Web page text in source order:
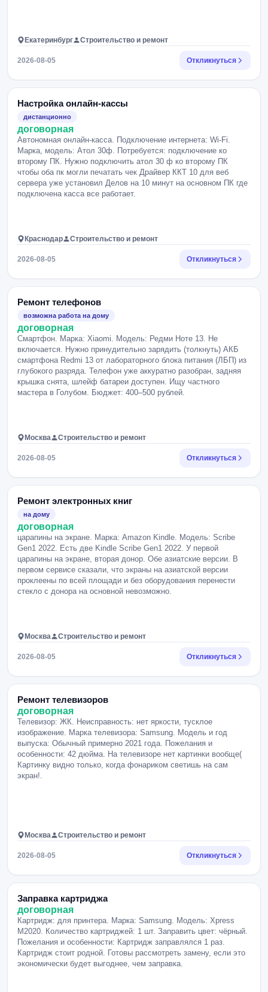
Екатеринбург Строительство и ремонт
2026-08-05 Откликнуться
Настройка онлайн-кассы
дистанционно
договорная
Автономная онлайн-касса. Подключение интернета: Wi-Fi.
Марка, модель: Атол 30ф. Потребуется: подключение ко
второму ПК. Нужно подключить атол 30 ф ко второму ПК
чтобы оба пк могли печатать чек Драйвер ККТ 10 для веб
сервера уже установил Делов на 10 минут на основном ПК где
подключена касса все работает.
Краснодар Строительство и ремонт
2026-08-05 Откликнуться
Ремонт телефонов
возможна работа на дому
договорная
Смартфон. Марка: Xiaomi. Модель: Редми Ноте 13. Не
включается. Нужно принудительно зарядить (толкнуть) АКБ
смартфона Redmi 13 от лабораторного блока питания (ЛБП) из
глубокого разряда. Телефон уже аккуратно разобран, задняя
крышка снята, шлейф батареи доступен. Ищу частного
мастера в Голубом. Бюджет: 400–500 рублей.
Москва Строительство и ремонт
2026-08-05 Откликнуться
Ремонт электронных книг
на дому
договорная
царапины на экране. Марка: Amazon Kindle. Модель: Scribe
Gen1 2022. Есть две Kindle Scribe Gen1 2022. У первой
царапины на экране, вторая донор. Обе азиатские версии. В
первом сервисе сказали, что экраны на азиатской версии
проклеены по всей площади и без оборудования перенести
стекло с донора на основной невозможно.
Москва Строительство и ремонт
2026-08-05 Откликнуться
Ремонт телевизоров
договорная
Телевизор: ЖК. Неисправность: нет яркости, тусклое
изображение. Марка телевизора: Samsung. Модель и год
выпуска: Обычный примерно 2021 года. Пожелания и
особенности: 42 дюйма. На телевизоре нет картинки вообще(
Картинку видно только, когда фонариком светишь на сам
экран!.
Москва Строительство и ремонт
2026-08-05 Откликнуться
Заправка картриджа
договорная
Картридж: для принтера. Марка: Samsung. Модель: Xpress
M2020. Количество картриджей: 1 шт. Заправить цвет: чёрный.
Пожелания и особенности: Картридж заправлялся 1 раз.
Картридж стоит родной. Готовы рассмотреть замену, если это
экономически будет выгоднее, чем заправка.